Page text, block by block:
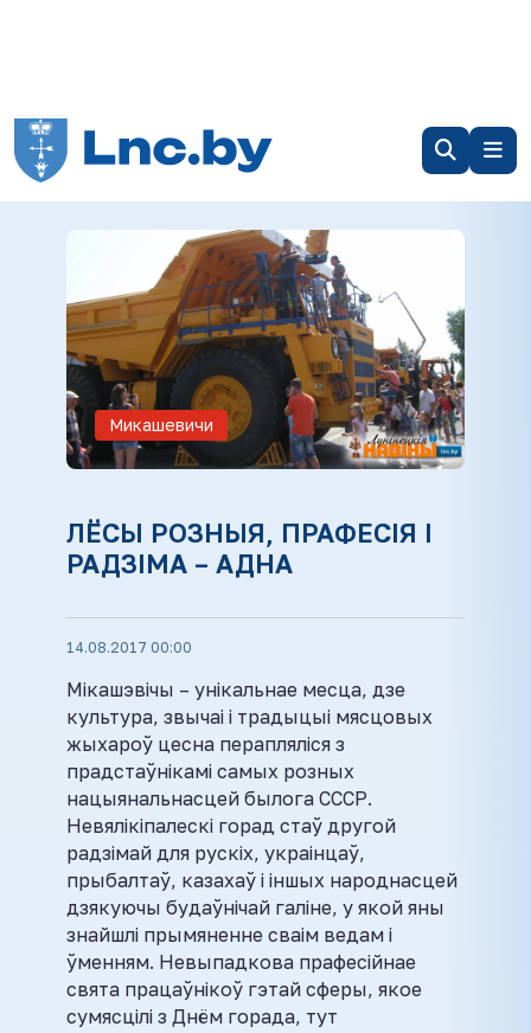
Микашевичи
ЛЁСЫ РОЗНЫЯ, ПРАФЕСІЯ І
РАДЗІМА – АДНА
14.08.2017 00:00
Мікашэвічы – унікальнае месца, дзе
культура, звычаі і традыцыі мясцовых
жыхароў цесна перапляліся з
прадстаўнікамі самых розных
нацыянальнасцей былога СССР.
Невялікіпалескі горад стаў другой
радзімай для рускіх, украінцаў,
прыбалтаў, казахаў і іншых народнасцей
дзякуючы будаўнічай галіне, у якой яны
знайшлі прымяненне сваім ведам і
ўменням. Невыпадкова прафесійнае
свята працаўнікоў гэтай сферы, якое
сумясцілі з Днём горада, тут